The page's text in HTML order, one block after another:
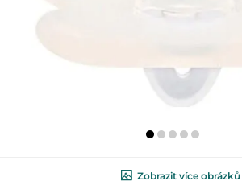
Zobrazit více obrázků